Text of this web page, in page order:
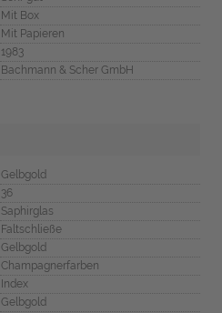
Mit Box
Mit Papieren
1983
Bachmann & Scher GmbH
Gelbgold
36
Saphirglas
Faltschließe
Gelbgold
Champagnerfarben
Index
Gelbgold